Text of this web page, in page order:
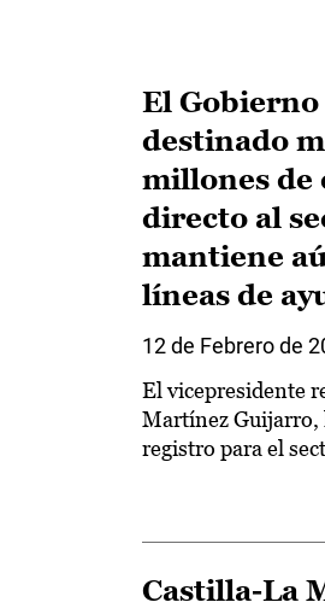
El
destinado
millones de
directo al
mantiene
líneas de
12 de Febrero de
El vicepresidente
Martínez Guijarro,
registro para el
Castilla-La